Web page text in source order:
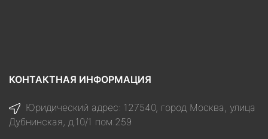
КОНТАКТНАЯ ИНФОРМАЦИЯ
Юридический адрес: 127540, город Москва, улица
Дубнинская, д.10/1 пом.259